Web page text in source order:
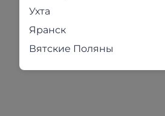
Ухта
Яранск
Вятские Поляны